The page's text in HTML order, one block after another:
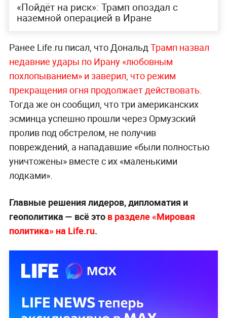
«Пойдёт на риск»: Трамп опоздал с
наземной операцией в Иране
Ранее Life.ru писал, что ДональдТрамп назвал
недавние удары по Ирану «любовным
похлопыванием» и заверил, что режим
прекращения огня продолжает действовать.
Тогда же он сообщил, что три американских
эсминца успешно прошли через Ормузский
пролив под обстрелом, не получив
повреждений, а нападавшие «были полностью
уничтожены» вместе с их «маленькими
лодками».
Главные решения лидеров, дипломатия и
геополитика — всё это в разделе «Мировая
политика» на Life.ru.